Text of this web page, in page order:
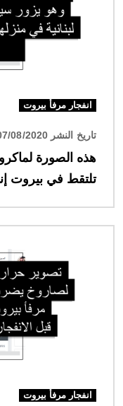
انفجار مرفأ بيروت
تاريخ النشر 07/08/2020 الساعة 11:37
هذه الصورة
تلتقط في بيروت
انفجار مرفأ بيروت